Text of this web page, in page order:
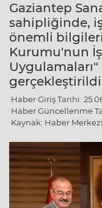
Gaziantep
sahipliğinde,
önemli
Kurumu'nun
Uygulamaları"
Haber Giriş Tarihi:
Haber Güncellenme
Kaynak: Haber Merkezi